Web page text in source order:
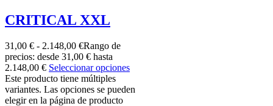
CRITICAL XXL
31,00 € - 2.148,00 €Rango de
precios: desde 31,00 € hasta
2.148,00 € Seleccionar opciones
Este producto tiene múltiples
variantes. Las opciones se pueden
elegir en la página de producto